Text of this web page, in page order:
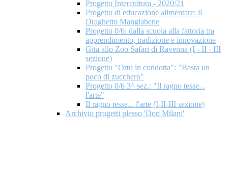
Progetto Intercultura - 2020/21
Progetto di educazione alimentare: il
Draghetto Mangiabene
Progetto 0/6: dalla scuola alla fattoria tra
apprendimento, tradizione e innovazione
Gita allo Zoo Safari di Ravenna (I - II - III
sezione)
Progetto "Orto in condotta": "Basta un
poco di zucchero"
Progetto 0/6 3^ sez.: "Il ragno tesse...
l'arte"
Il ragno tesse... l'arte (I-II-III sezione)
Archivio progetti plesso 'Don Milani'